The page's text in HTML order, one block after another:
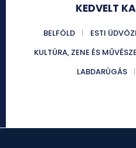
KEDVELT
BELFÖLD ESTI
KULTÚRA, ZENE ÉS
LABDARÚGÁS